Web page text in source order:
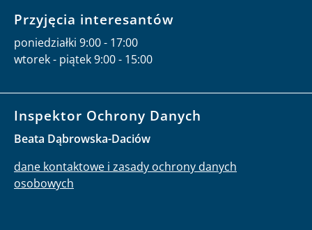
Przyjęcia interesantów
poniedziałki 9:00 - 17:00
wtorek - piątek 9:00 - 15:00
Inspektor Ochrony Danych
Beata Dąbrowska-Daciów
dane kontaktowe i zasady ochrony danych
osobowych